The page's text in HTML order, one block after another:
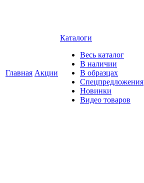
Главная Акции
Каталоги
Весь каталог
В наличии
В образцах
Спецпредложения
Новинки
Видео товаров